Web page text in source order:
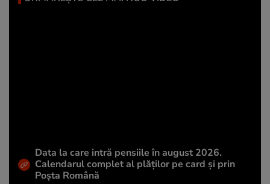
Data la care intră pensiile în august 2026.
Calendarul complet al plăților pe card și prin
Poșta Română